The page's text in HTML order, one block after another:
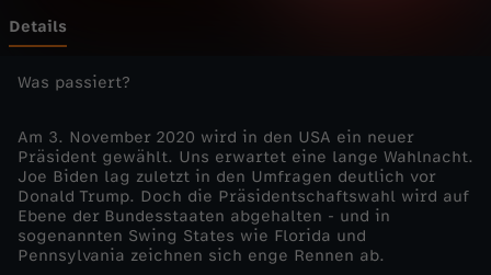
-
U
S
-
W
Details
Was passiert?
Am 3. November 2020 wird in den USA ein neuer
Präsident gewählt. Uns erwartet eine lange Wahlnacht.
Joe Biden lag zuletzt in den Umfragen deutlich vor
Donald Trump. Doch die Präsidentschaftswahl wird auf
Ebene der Bundesstaaten abgehalten - und in
sogenannten Swing States wie Florida und
Pennsylvania zeichnen sich enge Rennen ab.